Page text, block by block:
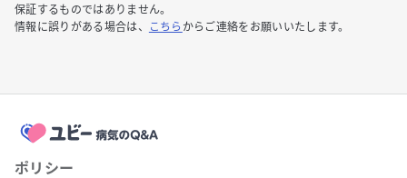
保証するものではありません。
情報に誤りがある場合は、
こちら からご連絡をお願いいたします。
ポリシー